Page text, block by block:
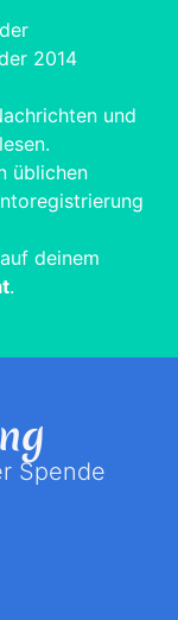
2014
und
üblichen
deinem
.
Spende